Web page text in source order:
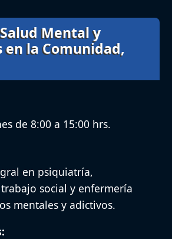
Mental y
en la Comunidad,
de 8:00 a 15:00 hrs.
en psiquiatría,
social y enfermería
mentales y adictivos.